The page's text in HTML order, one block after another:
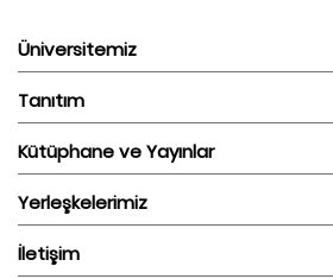
Üniversitemiz
Tanıtım
Kütüphane ve Yayınlar
Yerleşkelerimiz
İletişim